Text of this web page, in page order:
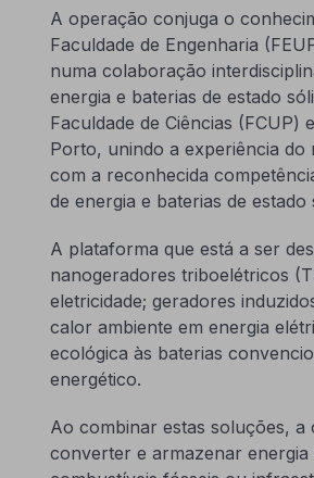
A operação conjuga o
Faculdade de Engenharia
numa colaboração
energia e baterias de estado
Faculdade de Ciências (FCUP)
Porto, unindo a experiência do
com a reconhecida
de energia e baterias de
A plataforma que está a ser
nanogeradores triboelétricos
eletricidade; geradores
calor ambiente em energia
ecológica às baterias
energético.
Ao combinar estas soluções,
converter e armazenar